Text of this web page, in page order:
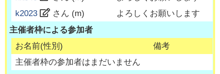
k2023
さん (m)
よろしくお願いします
主催者枠による参加者
お名前(性別)
備考
主催者枠の参加者はまだいません